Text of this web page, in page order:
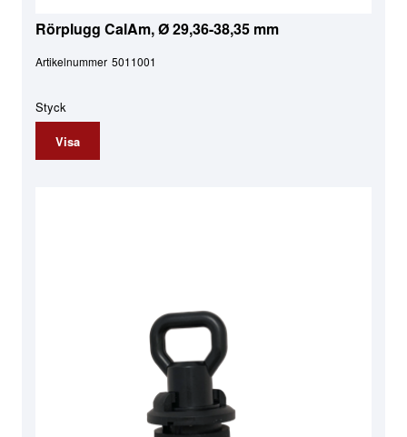
Rörplugg CalAm, Ø 29,36-38,35 mm
Artikelnummer 5011001
Styck
Visa